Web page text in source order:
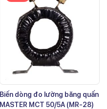
Biến dòng đo lường băng quấn
MASTER MCT 50/5A (MR-28)